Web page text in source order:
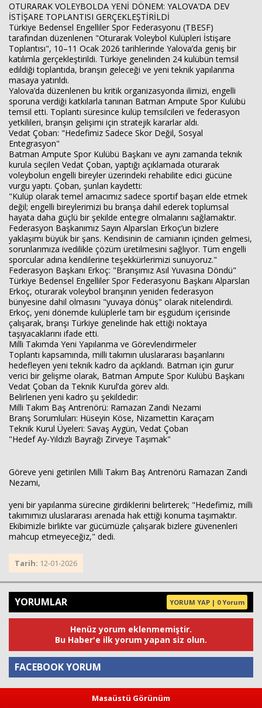
OTURARAK VOLEYBOLDA YENİ DÖNEM: YALOVA’DA DEV
İSTİŞARE TOPLANTISI GERÇEKLEŞTİRİLDİ
​Türkiye Bedensel Engelliler Spor Federasyonu (TBESF)
tarafından düzenlenen "Oturarak Voleybol Kulüpleri İstişare
Toplantısı", 10–11 Ocak 2026 tarihlerinde Yalova’da geniş bir
katılımla gerçekleştirildi. Türkiye genelinden 24 kulübün temsil
edildiği toplantıda, branşın geleceği ve yeni teknik yapılanma
masaya yatırıldı.
​Yalova’da düzenlenen bu kritik organizasyonda ilimizi, engelli
sporuna verdiği katkılarla tanınan Batman Ampute Spor Kulübü
temsil etti. Toplantı süresince kulüp temsilcileri ve federasyon
yetkilileri, branşın gelişimi için stratejik kararlar aldı.
​Vedat Çoban: "Hedefimiz Sadece Skor Değil, Sosyal
Entegrasyon"
​Batman Ampute Spor Kulübü Başkanı ve aynı zamanda teknik
kurula seçilen Vedat Çoban, yaptığı açıklamada oturarak
voleybolun engelli bireyler üzerindeki rehabilite edici gücüne
vurgu yaptı. Çoban, şunları kaydetti:
​"Kulüp olarak temel amacımız sadece sportif başarı elde etmek
değil; engelli bireylerimizi bu branşa dahil ederek toplumsal
hayata daha güçlü bir şekilde entegre olmalarını sağlamaktır.
Federasyon Başkanımız Sayın Alparslan Erkoç’un bizlere
yaklaşımı büyük bir şans. Kendisinin de camianın içinden gelmesi,
sorunlarımıza ivedilikle çözüm üretilmesini sağlıyor. Tüm engelli
sporcular adına kendilerine teşekkürlerimizi sunuyoruz."
​Federasyon Başkanı Erkoç: "Branşımız Asıl Yuvasına Döndü"
​Türkiye Bedensel Engelliler Spor Federasyonu Başkanı Alparslan
Erkoç, oturarak voleybol branşının yeniden federasyon
bünyesine dahil olmasını "yuvaya dönüş" olarak nitelendirdi.
Erkoç, yeni dönemde kulüplerle tam bir eşgüdüm içerisinde
çalışarak, branşı Türkiye genelinde hak ettiği noktaya
taşıyacaklarını ifade etti.
​Milli Takımda Yeni Yapılanma ve Görevlendirmeler
​Toplantı kapsamında, milli takımın uluslararası başarılarını
hedefleyen yeni teknik kadro da açıklandı. Batman için gurur
verici bir gelişme olarak, Batman Ampute Spor Kulübü Başkanı
Vedat Çoban da Teknik Kurul’da görev aldı.
​Belirlenen yeni kadro şu şekildedir:
​Milli Takım Baş Antrenörü: Ramazan Zandi Nezami
​Branş Sorumluları: Hüseyin Köse, Nizamettin Karaçam
​Teknik Kurul Üyeleri: Savaş Aygün, Vedat Çoban
​"Hedef Ay-Yıldızlı Bayrağı Zirveye Taşımak"
​Göreve yeni getirilen Milli Takım Baş Antrenörü Ramazan Zandi
Nezami,
yeni bir yapılanma sürecine girdiklerini belirterek; "Hedefimiz, milli
takımımızı uluslararası arenada hak ettiği konuma taşımaktır.
Ekibimizle birlikte var gücümüzle çalışarak bizlere güvenenleri
mahcup etmeyeceğiz," dedi.
Tarih: 12-01-2026
YORUMLAR YORUM YAP | 0 Yorum
Henüz yorum eklenmemiştir.
Bu Haber'e ilk yorum yapan siz olun.
FACEBOOK YORUM
Yorum
Masaüstü Görünüm